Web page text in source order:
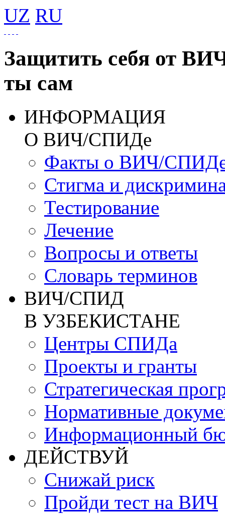
UZ RU
Защитить себя от
ты сам
ИНФОРМАЦИЯ
О ВИЧ/СПИДе
Факты о ВИЧ/
Стигма и
Тестирование
Лечение
Вопросы и ответы
Словарь терминов
ВИЧ/СПИД
В УЗБЕКИСТАНЕ
Центры СПИДа
Проекты и гранты
Стратегическая
Нормативные
Информационный
ДЕЙСТВУЙ
Снижай риск
Пройди тест на ВИЧ